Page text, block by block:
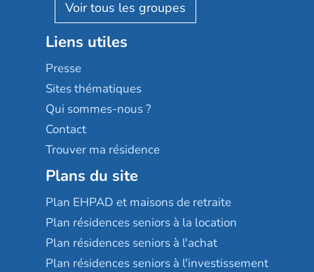
Stella management
Les villages d'or
Sérénys
Résidences services Villa Médicis
Résidalya
Groupe aplus
Liens utiles
Presse
Sites thématiques
Qui sommes-nous ?
Contact
Trouver ma résidence
Plans du site
Plan EHPAD et maisons de retraite
Plan résidences seniors à la location
Plan résidences seniors à l'achat
Plan résidences seniors à l'investissement